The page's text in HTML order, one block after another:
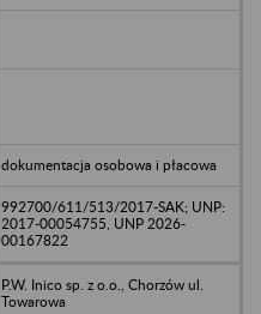
dokumentacja osobowa i płacowa
992700/611/513/2017-SAK; UNP:
2017-00054755, UNP 2026-
00167822
P.W. Inico sp. z o.o., Chorzów ul.
Towarowa